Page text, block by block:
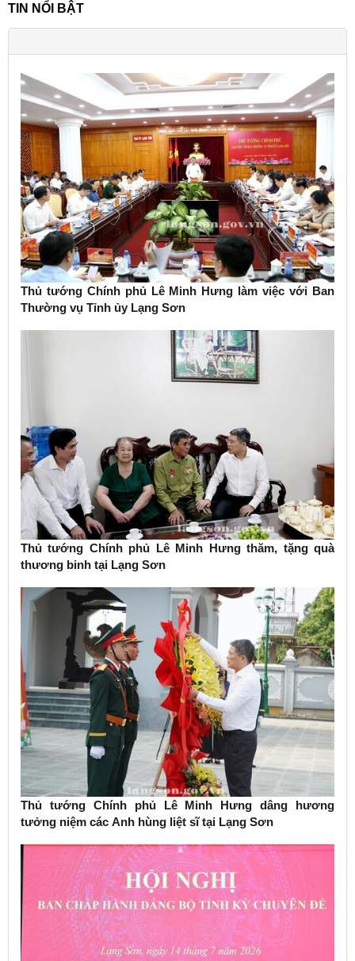
TIN NỔI BẬT
Thủ tướng Chính phủ Lê Minh Hưng làm việc với Ban
Thường vụ Tỉnh ủy Lạng Sơn
Thủ tướng Chính phủ Lê Minh Hưng thăm, tặng quà
thương binh tại Lạng Sơn
Thủ tướng Chính phủ Lê Minh Hưng dâng hương
tưởng niệm các Anh hùng liệt sĩ tại Lạng Sơn